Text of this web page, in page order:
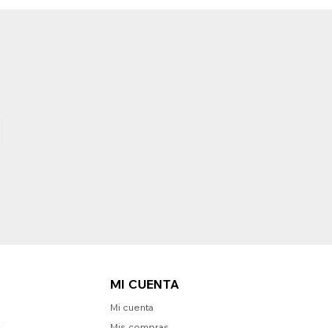
MI CUENTA
Mi cuenta